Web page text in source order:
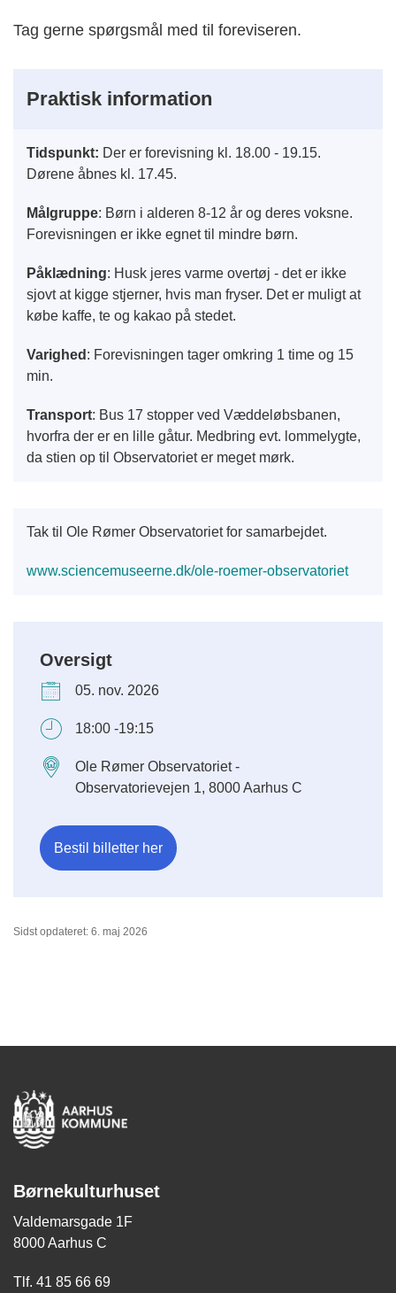
Tag gerne spørgsmål med til foreviseren.
Praktisk information
Tidspunkt: Der er forevisning kl. 18.00 - 19.15.
Dørene åbnes kl. 17.45.
Målgruppe: Børn i alderen 8-12 år og deres voksne.
Forevisningen er ikke egnet til mindre børn.
Påklædning: Husk jeres varme overtøj - det er ikke
sjovt at kigge stjerner, hvis man fryser. Det er muligt at
købe kaffe, te og kakao på stedet.
Varighed : Forevisningen tager omkring 1 time og 15
min.
Transport: Bus 17 stopper ved Væddeløbsbanen,
hvorfra der er en lille gåtur. Medbring evt. lommelygte,
da stien op til Observatoriet er meget mørk.
Tak til Ole Rømer Observatoriet for samarbejdet.
www.sciencemuseerne.dk/ole-roemer-observatoriet
Oversigt
05. nov. 2026
18:00 -19:15
Ole Rømer Observatoriet -
Observatorievejen 1, 8000 Aarhus C
Bestil billetter her
Sidst opdateret: 6. maj 2026
Børnekulturhuset
Valdemarsgade 1F
8000 Aarhus C
Tlf. 41 85 66 69